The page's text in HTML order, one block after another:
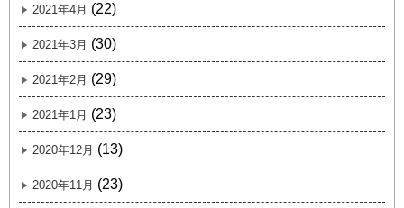
2021年4月 (22)
2021年3月 (30)
2021年2月 (29)
2021年1月 (23)
2020年12月 (13)
2020年11月 (23)